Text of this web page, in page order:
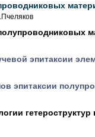
эпитаксии
эпитаксии
гетероструктур